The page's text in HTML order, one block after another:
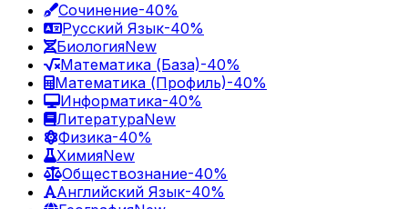
Сочинение-40%
Русский Язык-40%
БиологияNew
Математика (База)-40%
Математика (Профиль)-40%
Информатика-40%
ЛитератураNew
Физика-40%
ХимияNew
Обществознание-40%
Английский Язык-40%